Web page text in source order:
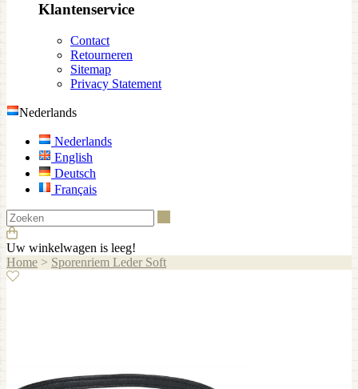
Klantenservice
Contact
Retourneren
Sitemap
Privacy Statement
Nederlands
Nederlands
English
Deutsch
Français
Uw winkelwagen is leeg!
Home > Sporenriem Leder Soft